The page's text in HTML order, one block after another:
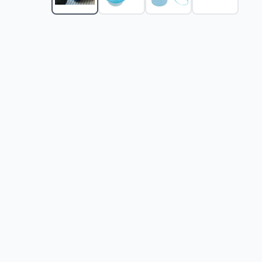
Trimer za kućne ljubimce Adler AD 2823
TRIXIE Toalet za mačke sa rešetkom za čišćenje i